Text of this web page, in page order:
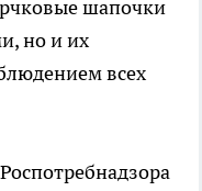
шапочки
но и их
всех